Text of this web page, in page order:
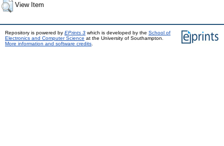
View Item
Repository is powered by EPrints 3 which is developed by the School of
Electronics and Computer Science at the University of Southampton.
More information and software credits